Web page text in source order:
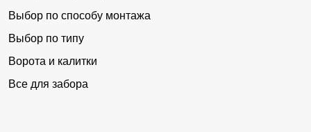
Выбор по способу монтажа
Выбор по типу
Ворота и калитки
Все для забора